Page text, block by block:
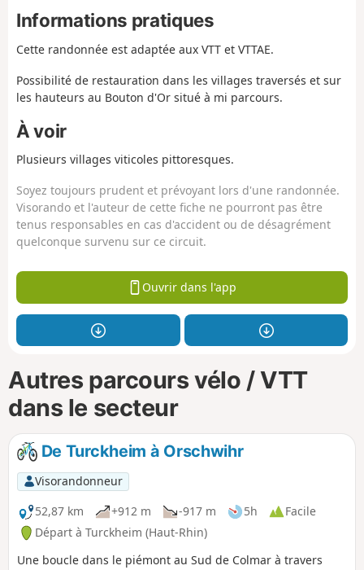
Informations pratiques
Cette randonnée est adaptée aux VTT et VTTAE.
Possibilité de restauration dans les villages traversés et sur
les hauteurs au Bouton d'Or situé à mi parcours.
À voir
Plusieurs villages viticoles pittoresques.
Soyez toujours prudent et prévoyant lors d'une randonnée.
Visorando et l'auteur de cette fiche ne pourront pas être
tenus responsables en cas d'accident ou de désagrément
quelconque survenu sur ce circuit.
Ouvrir dans l'app
Autres parcours vélo / VTT
dans le secteur
De Turckheim à Orschwihr
Visorandonneur
52,87 km
+912 m -917 m 5h
Facile
Départ à Turckheim (Haut-Rhin)
Une boucle dans le piémont au Sud de Colmar à travers